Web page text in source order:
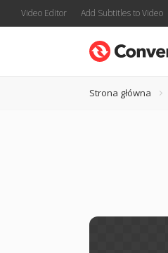
Video Editor Add Subtitles to Video
Strona główna